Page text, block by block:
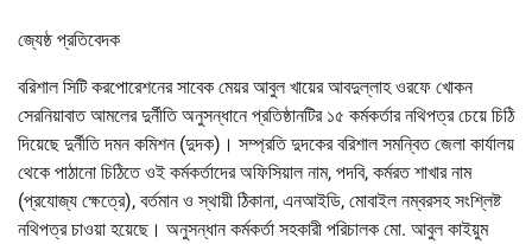
জ্যেষ্ঠ প্রতিবেদক
বরিশাল সিটি করপোরেশনের সাবেক মেয়র আবুল খায়ের আবদুল্লাহ ওরফে খোকন
সেরনিয়াবাত আমলের দুর্নীতি অনুসন্ধানে প্রতিষ্ঠানটির ১৫ কর্মকর্তার নথিপত্র চেয়ে চিঠি
দিয়েছে দুর্নীতি দমন কমিশন (দুদক)। সম্প্রতি দুদকের বরিশাল সমন্বিত জেলা কার্যালয়
থেকে পাঠানো চিঠিতে ওই কর্মকর্তাদের অফিসিয়াল নাম, পদবি, কর্মরত শাখার নাম
(প্রযোজ্য ক্ষেত্রে), বর্তমান ও স্থায়ী ঠিকানা, এনআইডি, মোবাইল নম্বরসহ সংশ্লিষ্ট
নথিপত্র চাওয়া হয়েছে। অনুসন্ধান কর্মকর্তা সহকারী পরিচালক মো. আবুল কাইয়ুম